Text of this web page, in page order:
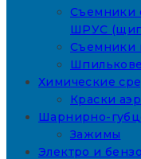
Съемники
ШРУС
Съемники
Химические
Краски
Шарнирно-
Зажимы
Электро и